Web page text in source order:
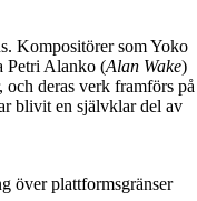
Kompositörer som Yoko
Petri Alanko (Alan Wake)
och deras verk framförs på
blivit en självklar del av
över plattformsgränser